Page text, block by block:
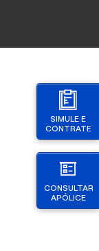
SIMULE E
CONTRATE
CONSULTAR
APÓLICE